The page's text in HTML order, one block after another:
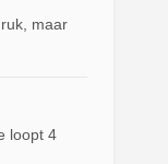
maar
loopt 4